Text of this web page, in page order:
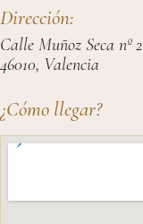
Dirección:
Calle Muñoz Seca nº 2
46010, Valencia
¿Cómo llegar?